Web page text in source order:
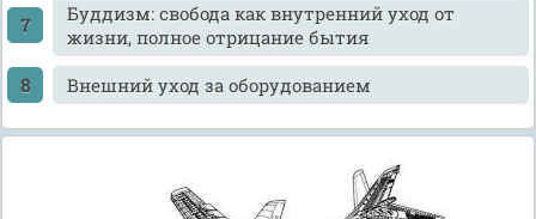
Буддизм: свобода как внутренний уход от
жизни, полное отрицание бытия
Внешний уход за оборудованием